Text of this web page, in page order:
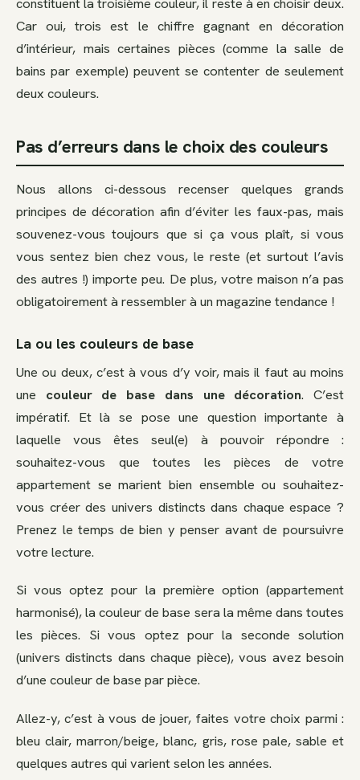
Car oui, trois est le chiffre gagnant en décoration
d’intérieur, mais certaines pièces (comme la salle de
bains par exemple) peuvent se contenter de seulement
deux couleurs.
Pas d’erreurs dans le choix des couleurs
Nous allons ci-dessous recenser quelques grands
principes de décoration afin d’éviter les faux-pas, mais
souvenez-vous toujours que si ça vous plaît, si vous
vous sentez bien chez vous, le reste (et surtout l’avis
des autres !) importe peu. De plus, votre maison n’a pas
obligatoirement à ressembler à un magazine tendance !
La ou les couleurs de base
Une ou deux, c’est à vous d’y voir, mais il faut au moins
une couleur de base dans une décoration. C’est
impératif. Et là se pose une question importante à
laquelle vous êtes seul(e) à pouvoir répondre :
souhaitez-vous que toutes les pièces de votre
appartement se marient bien ensemble ou souhaitez-
vous créer des univers distincts dans chaque espace ?
Prenez le temps de bien y penser avant de poursuivre
votre lecture.
Si vous optez pour la première option (appartement
harmonisé), la couleur de base sera la même dans toutes
les pièces. Si vous optez pour la seconde solution
(univers distincts dans chaque pièce), vous avez besoin
d’une couleur de base par pièce.
Allez-y, c’est à vous de jouer, faites votre choix parmi :
bleu clair, marron/beige, blanc, gris, rose pale, sable et
quelques autres qui varient selon les années.